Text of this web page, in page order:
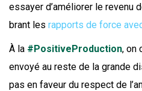
essayer d’a­mé­lio­rer le reve­nu
brant les rap­ports de force
À la #Posi­ti­ve­Pro­duc­tion, on
envoyé au reste de la grande
pas en faveur du res­pect de